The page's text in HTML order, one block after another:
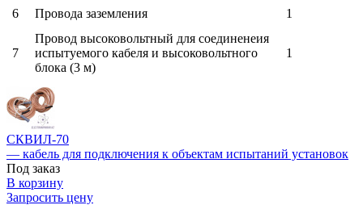
6 Провода заземления 1
7
Провод высоковольтный для соединенеия
испытуемого кабеля и высоковольтного
блока (3 м)
1
СКВИЛ-70
— кабель для подключения к объектам испытаний установок
Под заказ
В корзину
Запросить цену